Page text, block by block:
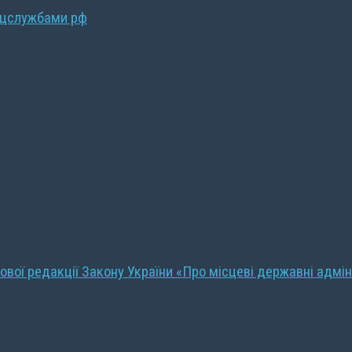
рф
редакції Закону України «Про місцеві державні